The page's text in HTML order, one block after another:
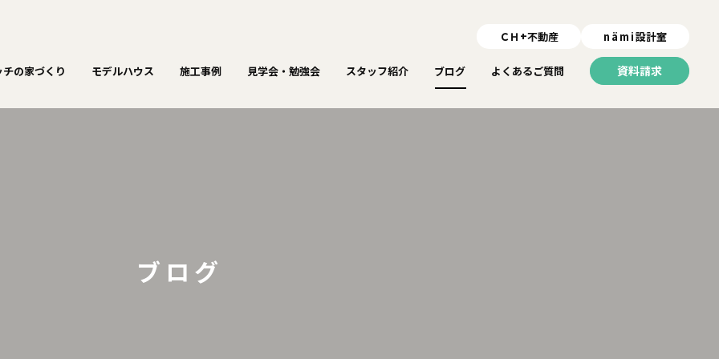
ＣＨ+不動産 nämi設計室
の家づくり モデルハウス 施工事例 見学会・勉強会 スタッフ紹介 ブログ よくあるご質問 資料請求
ブログ